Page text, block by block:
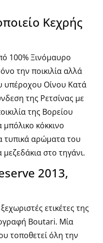
Κεχρής
100% Ξινόμαυρο
την ποικιλία αλλά
υπέροχου Οίνου Κατά
της Ρετσίνας με
της Βορείου
κόκκινο
τυπικά αρώματα του
μεζεδάκια στο τηγάνι.
2013,
ετικέτες της
Boutari. Μία
τοποθετεί όλη την